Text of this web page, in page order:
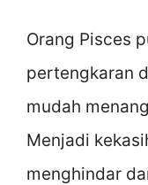
Orang Pisces
pertengkaran
mudah
Menjadi
menghindar